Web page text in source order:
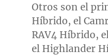
Otros son el
Híbrido, el
RAV4 Híbrido,
el Highlander